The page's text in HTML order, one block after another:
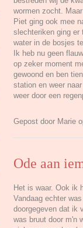
wormen zocht.
Piet ging ook mee
slechteriken ging er
water in de bosjes
Ik heb nu geen
op zeker moment
gewoond en ben
station en weer
weer door een
Gepost door Marie
Ode aan
Het is waar. Ook ik
Vandaag echter
doorgegeven dat ik
was bruut door m'n